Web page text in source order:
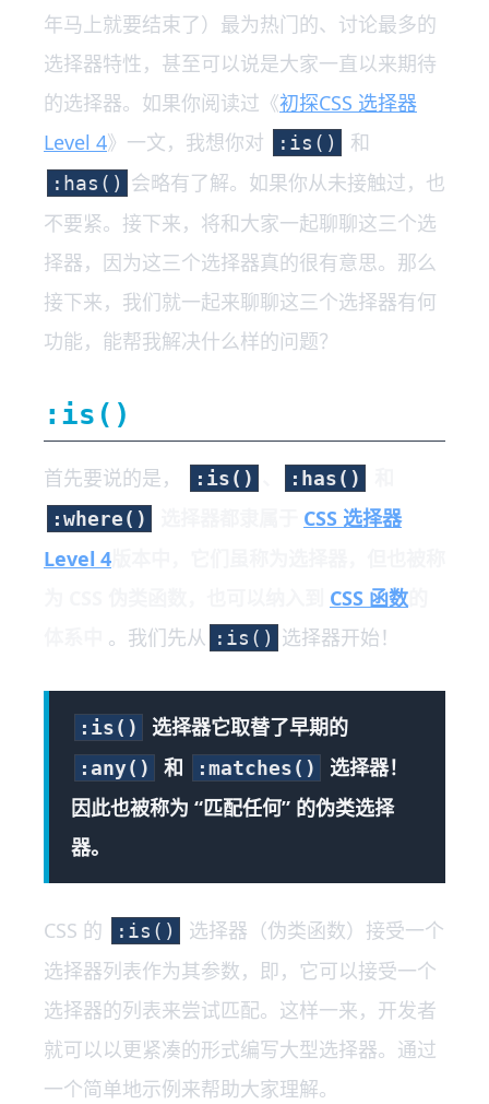
年马上就要结束了）最为热门的、讨论最多的
选择器特性，甚至可以说是大家一直以来期待
的选择器。如果你阅读过《初探CSS 选择器
Level 4》一文，我想你对 :is() 和
:has() 会略有了解。如果你从未接触过，也
不要紧。接下来，将和大家一起聊聊这三个选
择器，因为这三个选择器真的很有意思。那么
接下来，我们就一起来聊聊这三个选择器有何
功能，能帮我解决什么样的问题？
:is()
首先要说的是， :is() :has()
:where()
CSS 选择器
Level 4
CSS 函数
。我们先从 :is() 选择器开始！
:is() 选择器它取替了早期的
:any() 和 :matches()
选择器！
因此也被称为 “匹配任何” 的伪类选择
器。
CSS 的 :is()
选择器（伪类函数）接受一个
选择器列表作为其参数，即，它可以接受一个
选择器的列表来尝试匹配。这样一来，开发者
就可以以更紧凑的形式编写大型选择器。通过
一个简单地示例来帮助大家理解。